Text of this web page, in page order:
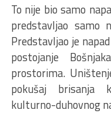
To nije bio samo
predstavljao samo
Predstavljao je
postojanje
prostorima.
pokušaj brisanja
kulturno-duhovnog